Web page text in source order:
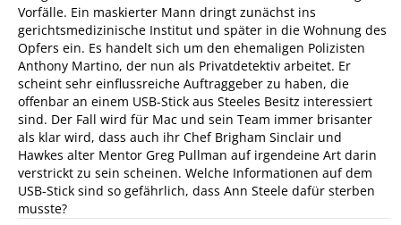
Vorfälle. Ein maskierter Mann dringt zunächst ins
gerichtsmedizinische Institut und später in die Wohnung des
Opfers ein. Es handelt sich um den ehemaligen Polizisten
Anthony Martino, der nun als Privatdetektiv arbeitet. Er
scheint sehr einflussreiche Auftraggeber zu haben, die
offenbar an einem USB-Stick aus Steeles Besitz interessiert
sind. Der Fall wird für Mac und sein Team immer brisanter
als klar wird, dass auch ihr Chef Brigham Sinclair und
Hawkes alter Mentor Greg Pullman auf irgendeine Art darin
verstrickt zu sein scheinen. Welche Informationen auf dem
USB-Stick sind so gefährlich, dass Ann Steele dafür sterben
musste?